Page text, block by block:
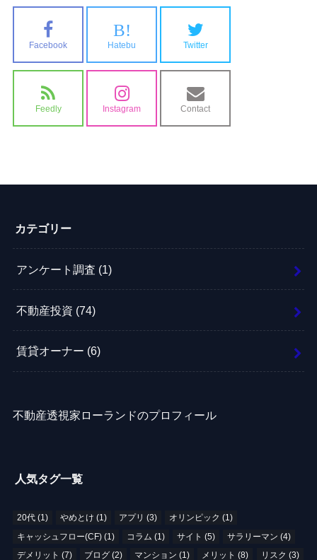
Facebook
B!
Hatebu Twitter
Feedly Instagram Contact
カテゴリー
アンケート調査 (1)
不動産投資 (74)
賃貸オーナー (6)
不動産透視家ローランドのプロフィール
人気タグ一覧
20代(1) やめとけ (1) アプリ (3) オリンピック (1)
キャッシュフロー(CF)(1) コラム (1) サイト (5) サラリーマン (4)
デメリット (7) ブログ (2) マンション (1) メリット (8) リスク (3)